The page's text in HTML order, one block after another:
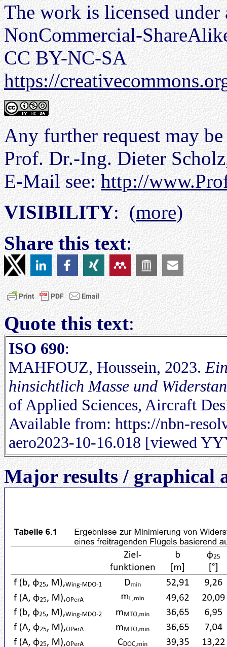
The work is licensed
NonCommercial-
CC BY-NC-SA
https://
Any further request may
Prof. Dr.-Ing. Dieter
E-Mail see:http://
VISIBILITY: (more)
Share this text:
Quote this text:
ISO 690:
MAHFOUZ, Houssein, 2023.
hinsichtlich Masse und
of Applied Sciences, Aircraft
Available from: https://nbn-
aero2023-10-16.018 [viewed
Major results / graphical